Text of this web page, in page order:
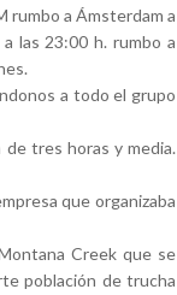
rumbo a Ámsterdam a
las 23:00 h. rumbo a
a todo el grupo
tres horas y media.
que organizaba
Creek que se
población de trucha